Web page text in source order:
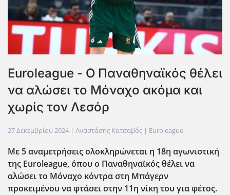
Euroleague - Ο Παναθηναϊκός θέλει
να αλώσει το Μόναχο ακόμα και
χωρίς τον Λεσόρ
27 Δεκεμβρίου 2024 | Αναστάσης Κατσαβός | Euroleague
Με 5 αναμετρήσεις ολοκληρώνεται η 18η αγωνιστική
της Euroleague, όπου ο Παναθηναϊκός θέλει να
αλώσει το Μόναχο κόντρα στη Μπάγερν
προκειμένου να φτάσει στην 11η νίκη του για φέτος.